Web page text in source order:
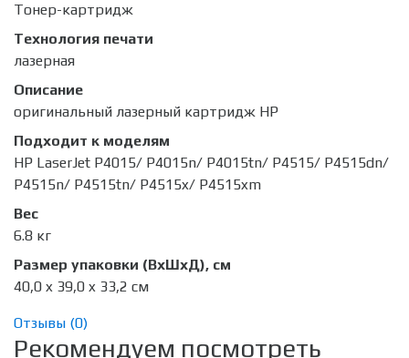
Тонер-картридж
Технология печати
лазерная
Описание
оригинальный лазерный картридж HP
Подходит к моделям
HP LaserJet P4015/ P4015n/ P4015tn/ P4515/ P4515dn/
P4515n/ P4515tn/ P4515x/ P4515xm
Вес
6.8 кг
Размер упаковки (ВхШхД), см
40,0 x 39,0 x 33,2 см
Отзывы (0)
Рекомендуем посмотреть